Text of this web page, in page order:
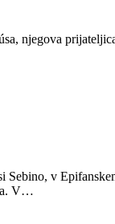
njegova
v
V…